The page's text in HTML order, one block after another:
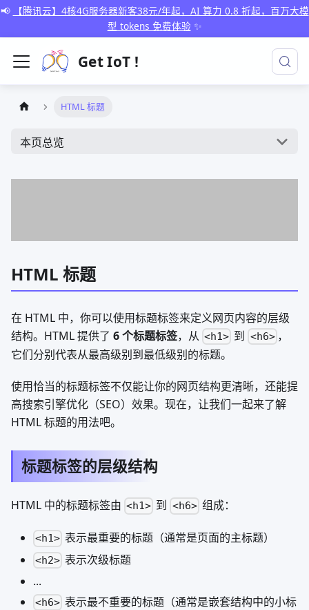
📢
【腾讯云】4核4G服务器新客38元/年起，AI 算力 0.8 折起，百万大模
型 tokens 免费体验 ✨
Get IoT !
HTML 标题
本页总览
HTML 标题
在 HTML 中，你可以使用标题标签来定义网页内容的层级
结构。HTML 提供了 6 个标题标签，从 <h1> 到 <h6> ，
它们分别代表从最高级别到最低级别的标题。
使用恰当的标题标签不仅能让你的网页结构更清晰，还能提
高搜索引擎优化（SEO）效果。现在，让我们一起来了解
HTML 标题的用法吧。
标题标签的层级结构
HTML 中的标题标签由 <h1> 到 <h6> 组成：
<h1> 表示最重要的标题（通常是页面的主标题）
<h2> 表示次级标题
...
<h6> 表示最不重要的标题（通常是嵌套结构中的小标